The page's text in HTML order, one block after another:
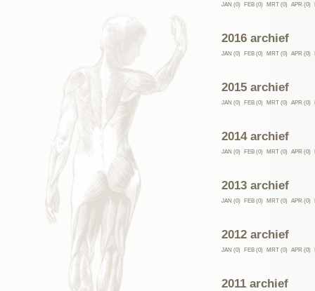
JAN (0) FEB (0) MRT (0) APR (0)
2016 archief
JAN (0) FEB (0) MRT (0) APR (0)
2015 archief
JAN (0) FEB (0) MRT (0) APR (0)
2014 archief
JAN (0) FEB (0) MRT (0) APR (0)
2013 archief
JAN (0) FEB (0) MRT (0) APR (0)
2012 archief
JAN (0) FEB (0) MRT (0) APR (0)
2011 archief